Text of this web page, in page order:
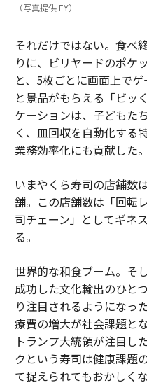
（写真提供 EY）
それだけではない。食べ
りに、ビリヤードのポケ
と、5枚ごとに画面上で
と景品がもらえる「ビッ
ケーションは、子どもた
く、皿回収を自動化する
業務効率化にも貢献した。
いまやくら寿司の店舗数
舗。この店舗数は「回転
司チェーン」としてギネ
る。
世界的な和食ブーム。そ
成功した文化輸出のひと
り注目されるようになっ
療費の増大が社会課題と
トランプ大統領が注目し
クという寿司は健康課題
て捉えられてもおかしくな